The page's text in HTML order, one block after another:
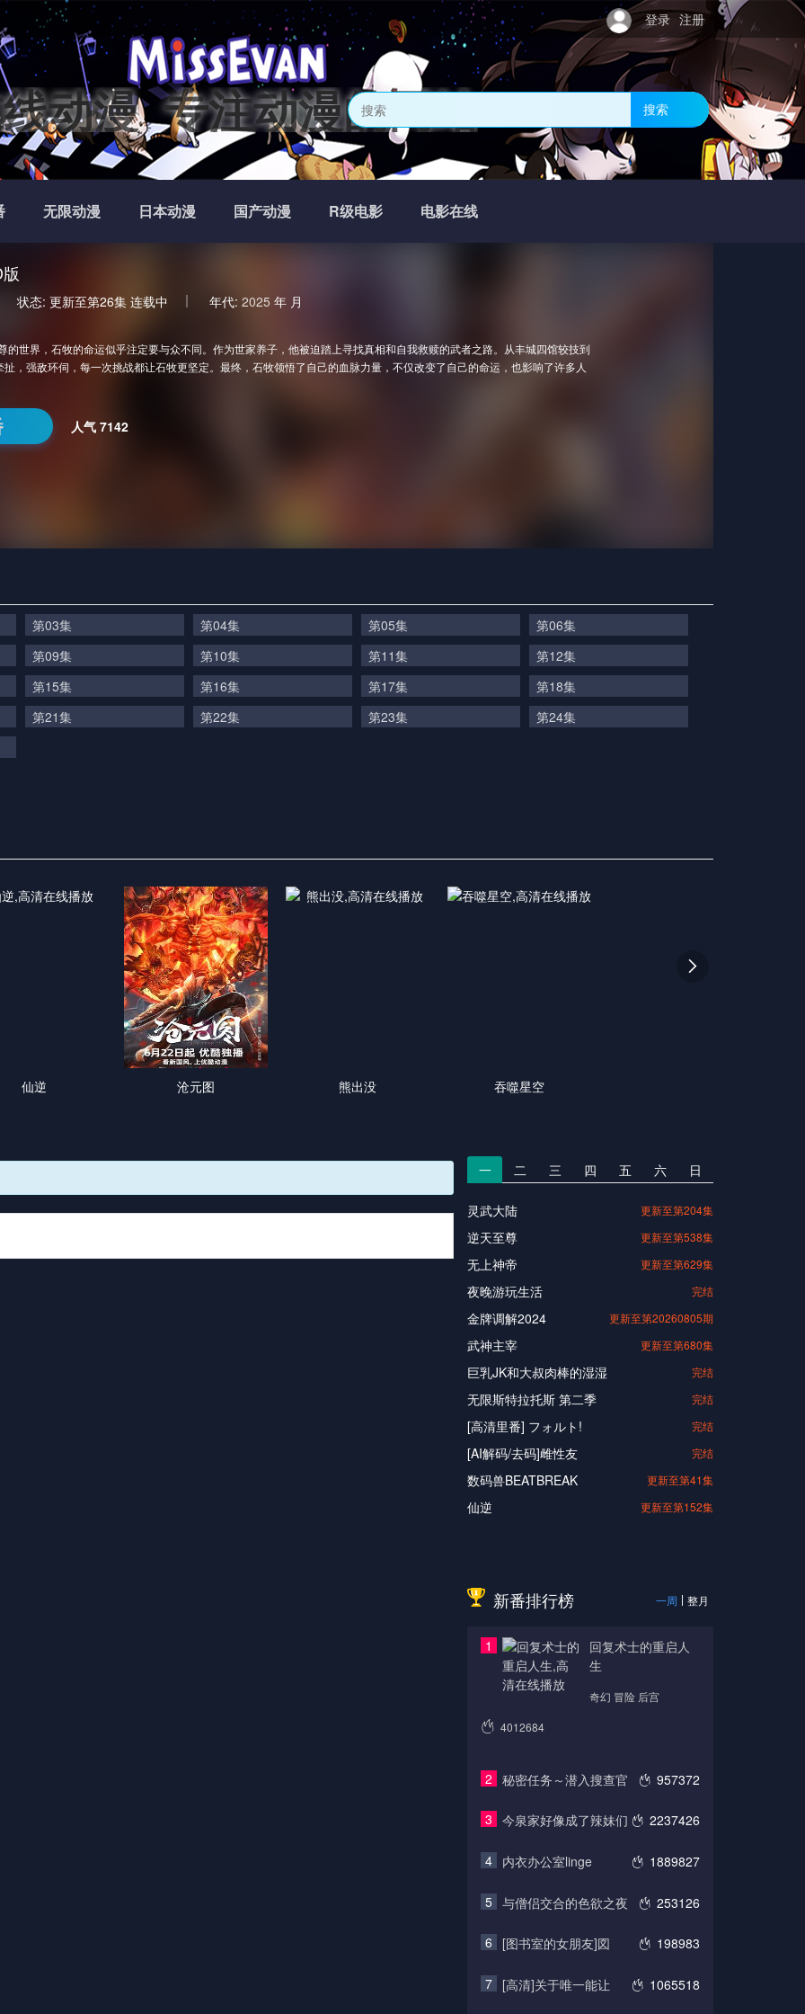
登录 注册
动漫_专注动漫的网站 搜索
无限动漫 日本动漫 国产动漫 R级电影 电影在线
状态: 更新至第26集 连载中 年代: 2025 年 月
的世界，石牧的命运似乎注定要与众不同。作为世家养子，他被迫踏上寻找真相和自我救赎的武者之路。从丰城四馆较技到
，强敌环伺，每一次挑战都让石牧更坚定。最终，石牧领悟了自己的血脉力量，不仅改变了自己的命运，也影响了许多人
人气 7142
第03集 第04集 第05集
第06集
第09集
第10集 第11集
第12集
第15集
第16集 第17集
第18集
第21集
第22集 第23集 第24集
仙逆 沧元图 熊出没 吞噬星空

一 二 三 四 五 六 日
灵武大陆 更新至第204集
逆天至尊 更新至第538集
无上神帝 更新至第629集
夜晚游玩生活 完结
金牌调解2024 更新至第20260805期
武神主宰 更新至第680集
巨乳JK和大叔肉棒的湿湿 完结
无限斯特拉托斯 第二季 完结
[高清里番] フォルト! 完结
[AI解码/去码]雌性友 完结
数码兽BEATBREAK 更新至第41集
仙逆 更新至第152集
新番排行榜 一周 整月
1
回复术士的重启人
生
奇幻 冒险 后宫
4012684
2 957372
秘密任务～潜入搜查官
3 2237426
今泉家好像成了辣妹们
4 1889827
内衣办公室linge
5 253126
与僧侣交合的色欲之夜
6 198983
[图书室的女朋友]図
7 1065518
[高清]关于唯一能让